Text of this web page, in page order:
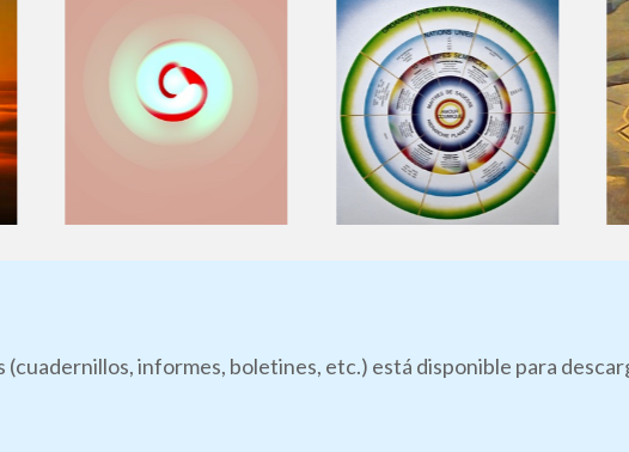
(cuadernillos, informes, boletines, etc.) está disponible para